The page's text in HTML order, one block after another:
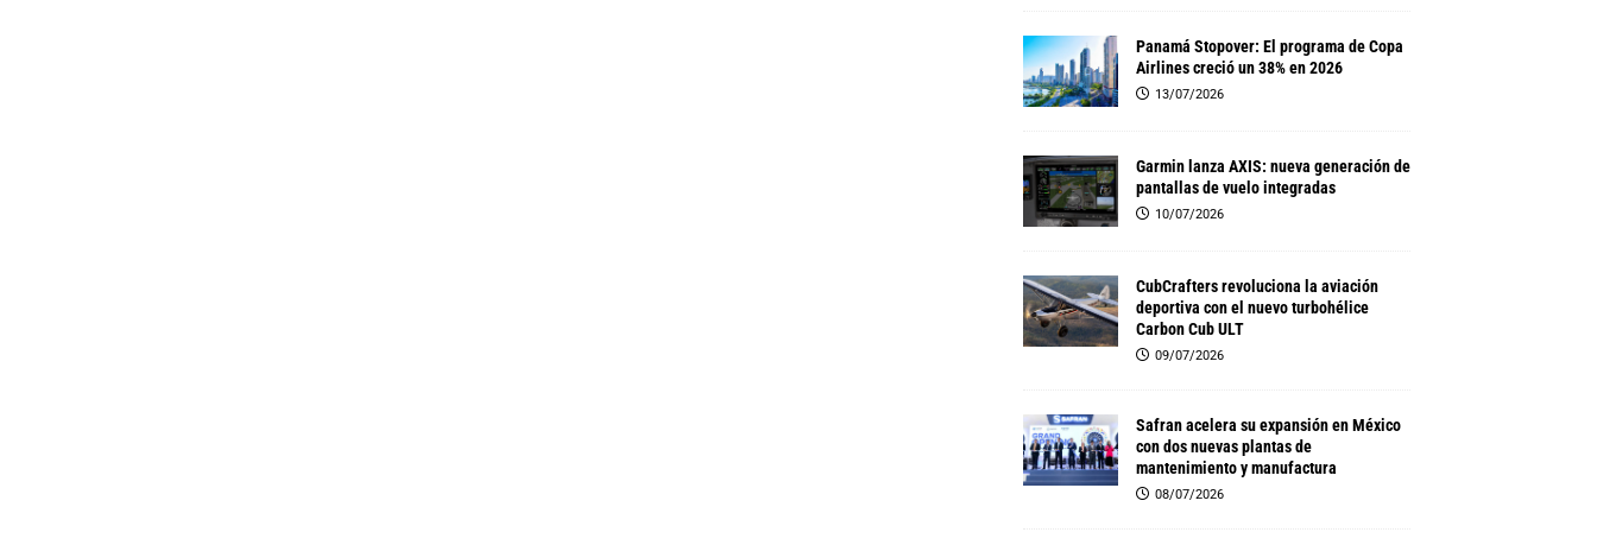
Panamá Stopover: El programa de Copa
Airlines creció un 38% en 2026
13/07/2026
Garmin lanza AXIS: nueva generación de
pantallas de vuelo integradas
10/07/2026
CubCrafters revoluciona la aviación
deportiva con el nuevo turbohélice
Carbon Cub ULT
09/07/2026
Safran acelera su expansión en México
con dos nuevas plantas de
mantenimiento y manufactura
08/07/2026